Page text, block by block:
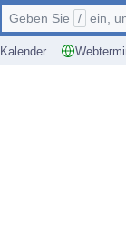
Kalender
Geben Sie / ein, um